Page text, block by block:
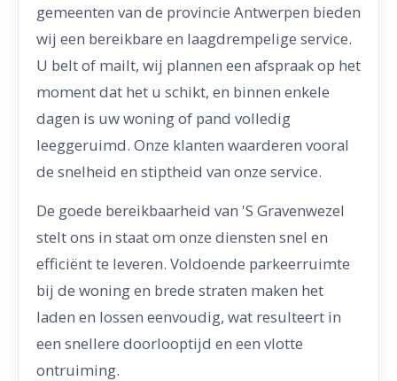
gemeenten van de provincie Antwerpen bieden
wij een bereikbare en laagdrempelige service.
U belt of mailt, wij plannen een afspraak op het
moment dat het u schikt, en binnen enkele
dagen is uw woning of pand volledig
leeggeruimd. Onze klanten waarderen vooral
de snelheid en stiptheid van onze service.
De goede bereikbaarheid van 'S Gravenwezel
stelt ons in staat om onze diensten snel en
efficiënt te leveren. Voldoende parkeerruimte
bij de woning en brede straten maken het
laden en lossen eenvoudig, wat resulteert in
een snellere doorlooptijd en een vlotte
ontruiming.